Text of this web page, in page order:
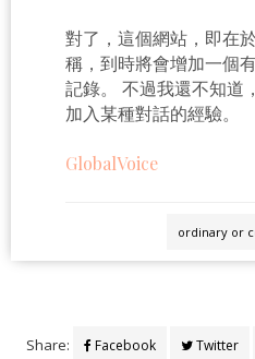
對了，這個網站，即在
稱，到時將會增加一個
記錄。 不過我還不知道
加入某種對話的經驗。
GlobalVoice
ordinary or
Share: Facebook Twitter